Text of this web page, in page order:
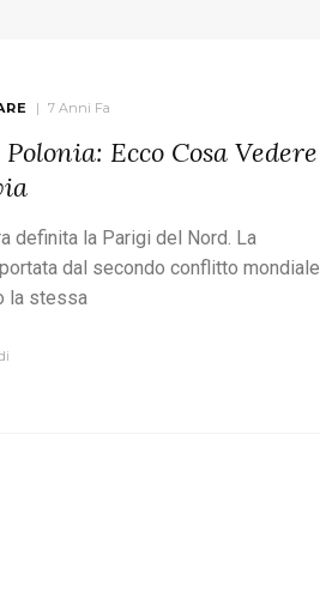
7 Anni Fa
Ecco Cosa Vedere
definita la Parigi del Nord. La
dal secondo conflitto mondiale
la stessa